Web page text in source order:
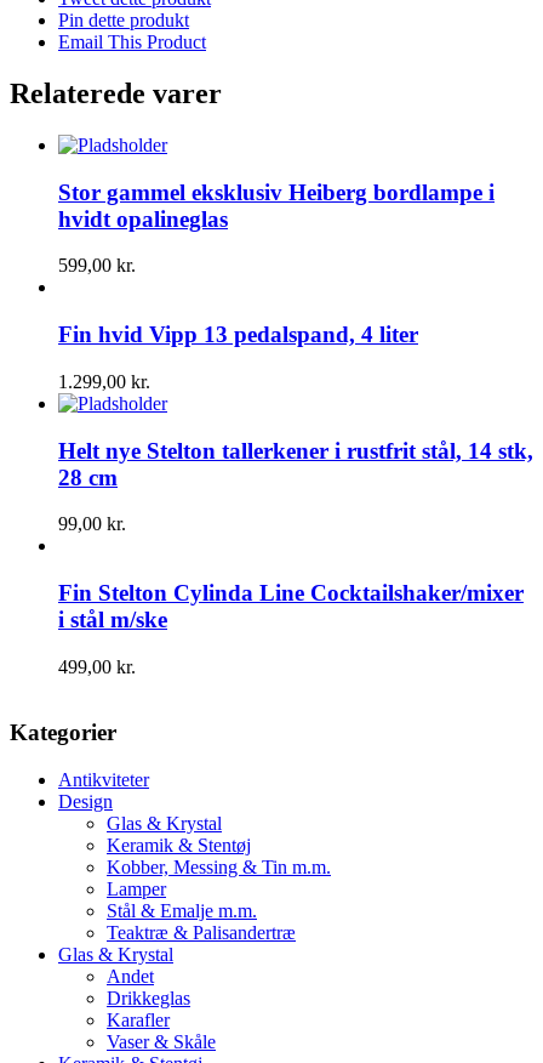
Pin dette produkt
Email This Product
Relaterede varer
Stor gammel eksklusiv Heiberg bordlampe i
hvidt opalineglas
599,00 kr.
Fin hvid Vipp 13 pedalspand, 4 liter
1.299,00 kr.
Helt nye Stelton tallerkener i rustfrit stål, 14 stk,
28 cm
99,00 kr.
Fin Stelton Cylinda Line Cocktailshaker/mixer
i stål m/ske
499,00 kr.
Kategorier
Antikviteter
Design
Glas & Krystal
Keramik & Stentøj
Kobber, Messing & Tin m.m.
Lamper
Stål & Emalje m.m.
Teaktræ & Palisandertræ
Glas & Krystal
Andet
Drikkeglas
Karafler
Vaser & Skåle